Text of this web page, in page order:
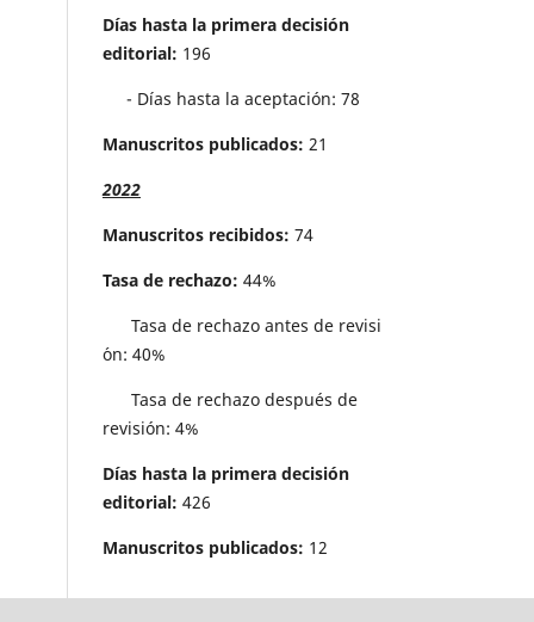
Días hasta la primera decisión
editorial: 196
- Días hasta la aceptación: 78
Manuscritos publicados: 21
2022
Manuscritos recibidos: 74
Tasa de rechazo: 44%
Tasa de rechazo antes de revisi
´on: 40%
Tasa de rechazo después de
revisión: 4%
Días hasta la primera decisión
editorial: 426
Manuscritos publicados: 12